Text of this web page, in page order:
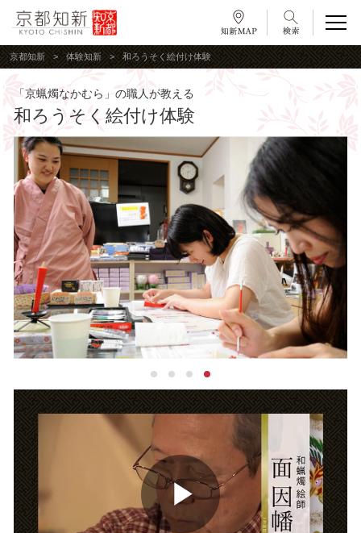
京都知新 体験知新 和ろうそく絵付け体験
「京蝋燭なかむら」の職人が教える
和ろうそく絵付け体験